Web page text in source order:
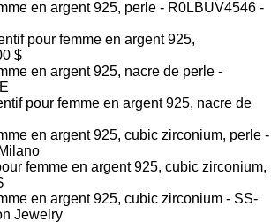
pour femme en argent 925,
$
pour femme en argent 925, nacre de
femme en argent 925, cubic zirconium,